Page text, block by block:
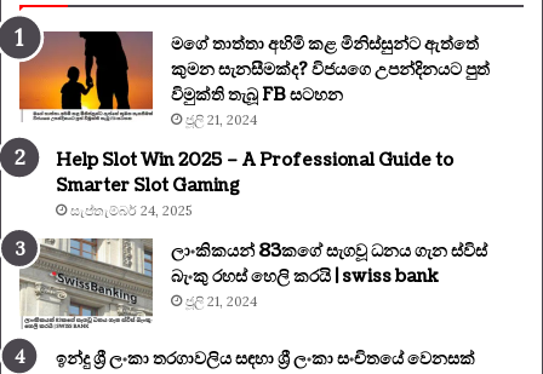
මගේ තාත්තා අහිමි කළ මිනිස්සුන්ට ඇත්තේ
කුමන සැනසීමක්ද? විජයගෙ උපන්දිනයට පුත්
විමුක්ති තැබූ FB සටහන
ජූලි 21, 2024
Help Slot Win 2025 – A Professional Guide to
Smarter Slot Gaming
සැප්තැම්බර් 24, 2025
ලාංකිකයන් 83කගේ සැගවූ ධනය ගැන ස්විස්
බැංකු රහස් හෙලි කරයි | swiss bank
ජූලි 21, 2024
ඉන්දු ශ්‍රී ලංකා තරගාවලිය සඳහා ශ්‍රී ලංකා සංචිතයේ වෙනසක්